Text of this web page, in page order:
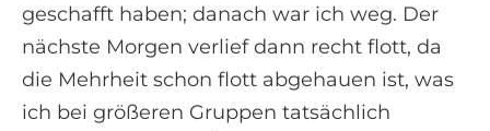
geschafft haben; danach war ich weg. Der
nächste Morgen verlief dann recht flott, da
die Mehrheit schon flott abgehauen ist, was
ich bei größeren Gruppen tatsächlich